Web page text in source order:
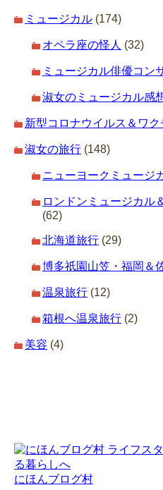
ミュージカル (174)
オペラ座の怪人 (32)
ミュージカル俳優コン
淑女のミュージカル感
新型コロナウイルス＆ワク
淑女の旅行 (148)
ニューヨークミュージ
ロンドンミュージカル
(62)
北海道旅行 (29)
博多祇園山笠・福岡＆
温泉旅行 (12)
箱根へ温泉旅行 (2)
美容 (4)
にほんブログ村